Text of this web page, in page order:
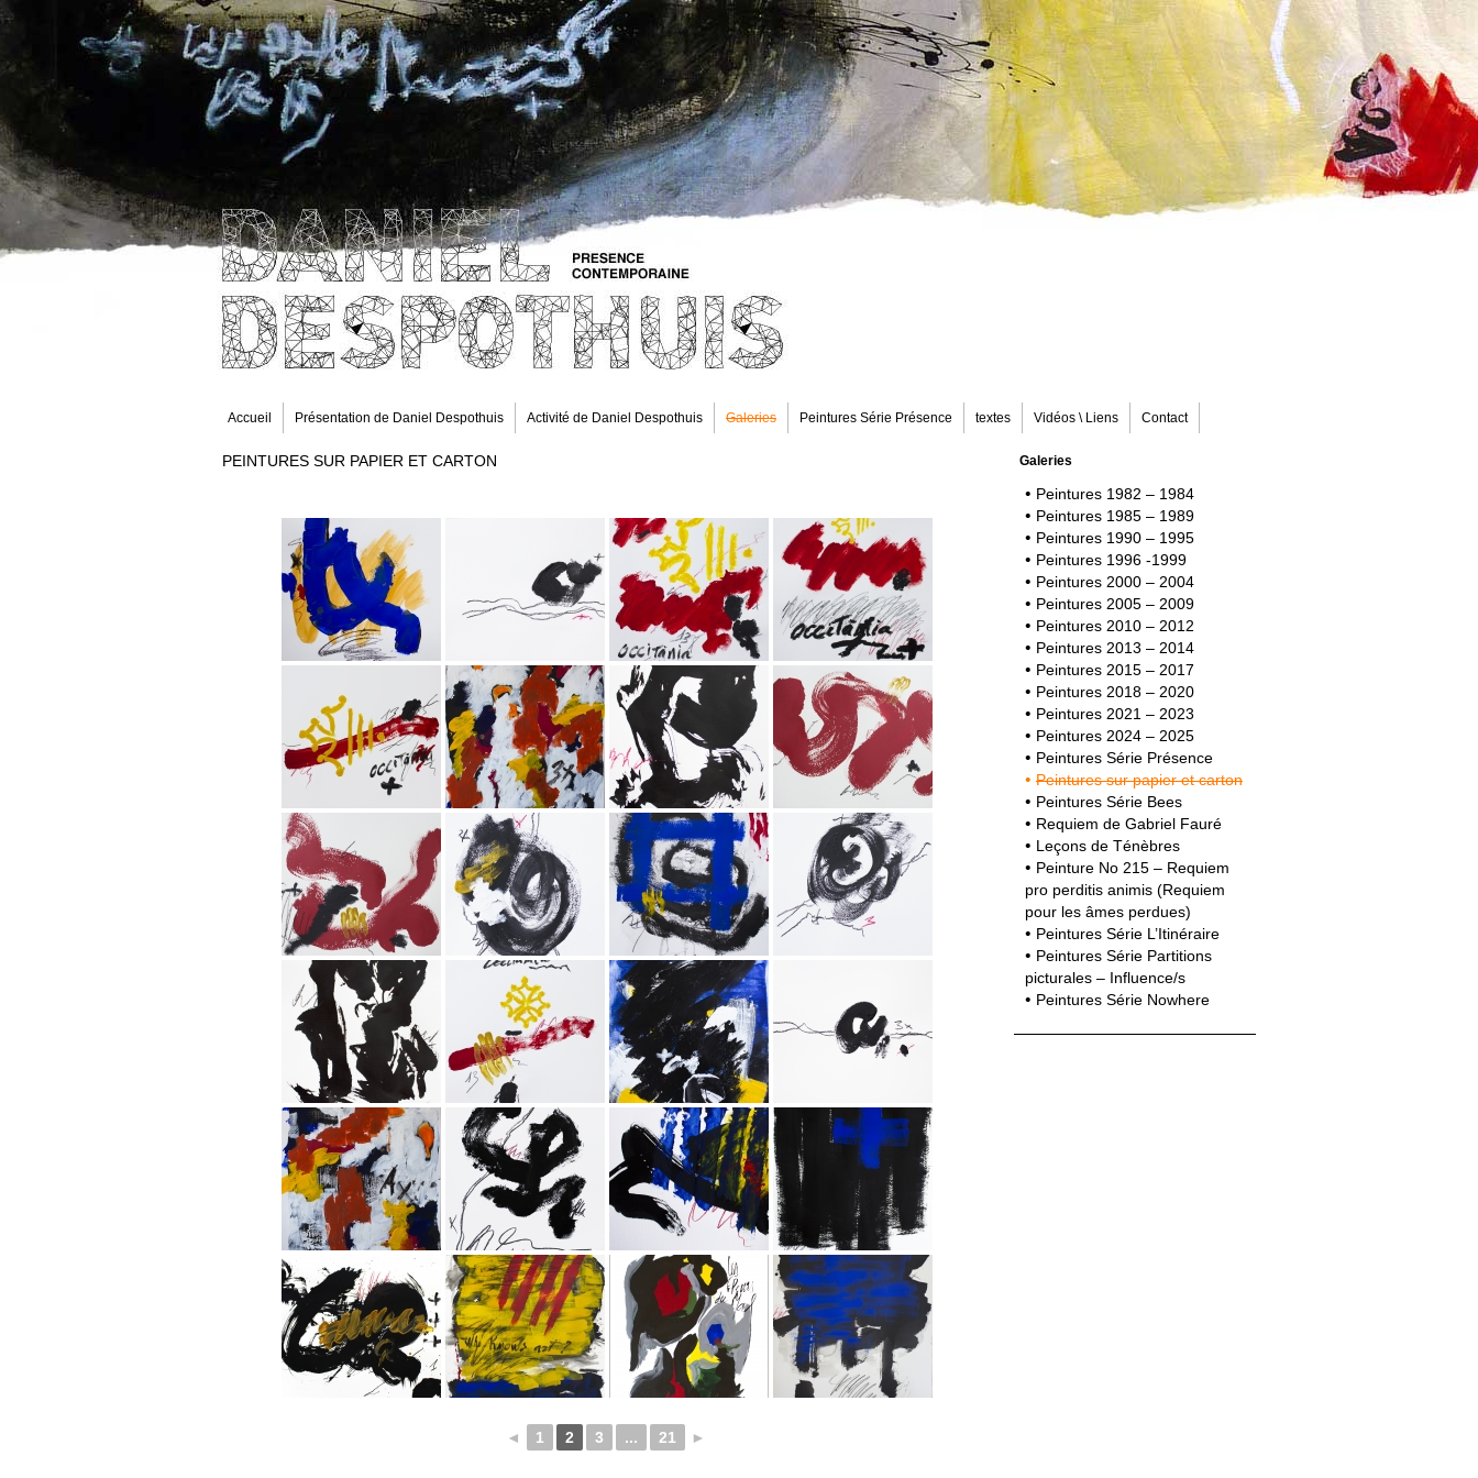
Accueil Présentation de Daniel Despothuis Activité de Daniel Despothuis Galeries Peintures Série Présence textes Vidéos \ Liens Contact
PEINTURES SUR PAPIER ET CARTON
◄ 1 2 3 ... 21 ►
Galeries
Peintures 1982 – 1984
Peintures 1985 – 1989
Peintures 1990 – 1995
Peintures 1996 -1999
Peintures 2000 – 2004
Peintures 2005 – 2009
Peintures 2010 – 2012
Peintures 2013 – 2014
Peintures 2015 – 2017
Peintures 2018 – 2020
Peintures 2021 – 2023
Peintures 2024 – 2025
Peintures Série Présence
Peintures sur papier et carton
Peintures Série Bees
Requiem de Gabriel Fauré
Leçons de Ténèbres
Peinture No 215 – Requiem
pro perditis animis (Requiem
pour les âmes perdues)
Peintures Série L’Itinéraire
Peintures Série Partitions
picturales – Influence/s
Peintures Série Nowhere